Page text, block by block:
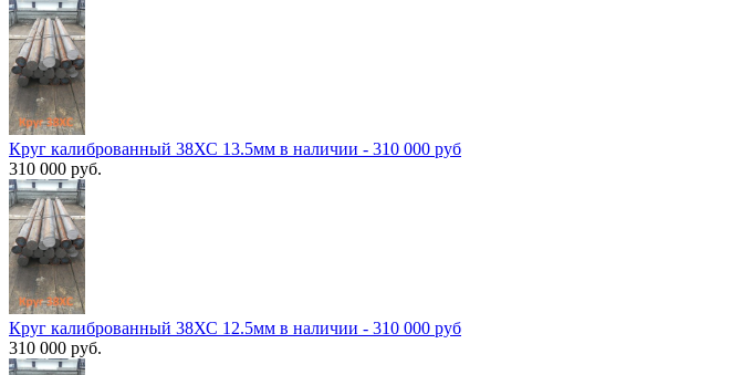
Круг калиброванный 38ХС 13.5мм в наличии - 310 000 руб
310 000 руб.
Круг калиброванный 38ХС 12.5мм в наличии - 310 000 руб
310 000 руб.